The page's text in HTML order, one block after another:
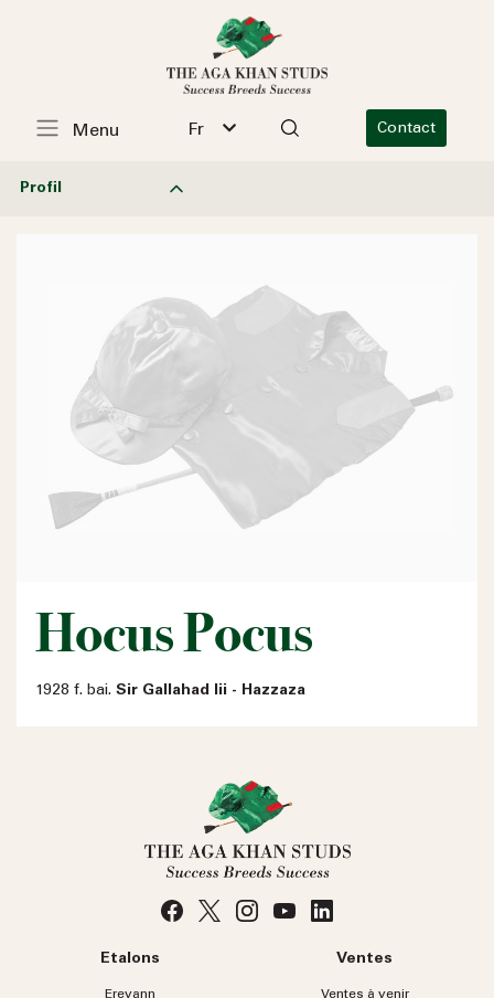
Fr Contact
Menu
Profil
Hocus Pocus
1928 f. bai. Sir Gallahad Iii - Hazzaza
Etalons
Erevann
Ventes
Ventes à venir